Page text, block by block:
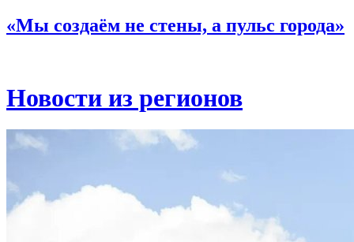
«Мы создаём не стены, а пульс города»
Новости из регионов